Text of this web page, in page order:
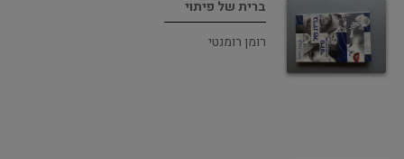
ברית של פיתוי
רומן רומנטי